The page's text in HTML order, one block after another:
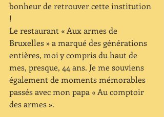
bonheur de retrouver cette institution
!
Le restaurant « Aux armes de
Bruxelles » a marqué des générations
entières, moi y compris du haut de
mes, presque, 44 ans. Je me souviens
également de moments mémorables
passés avec mon papa « Au comptoir
des armes ».